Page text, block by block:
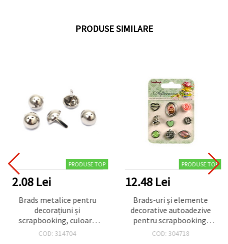
PRODUSE SIMILARE
PRODUSE TOP
2.08 Lei
Brads metalice pentru
decorațiuni și
scrapbooking, culoare
argintiu, 15 x 20,5 mm - 10
COD: 314704
PRODUSE TOP
12.48 Lei
Brads-uri și elemente
decorative autoadezive
pentru scrapbooking,
temă Ceai de după-
COD: 304718